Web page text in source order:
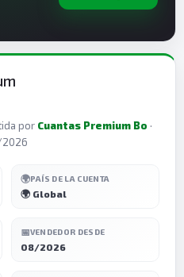
por Cuantas Premium Bo ·
🌍PAÍS DE LA CUENTA
🌍 Global
📅VENDEDOR DESDE
08/2026